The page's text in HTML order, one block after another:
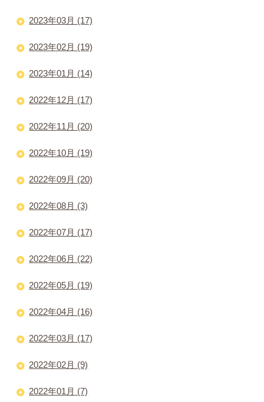
2023年03月 (17)
2023年02月 (19)
2023年01月 (14)
2022年12月 (17)
2022年11月 (20)
2022年10月 (19)
2022年09月 (20)
2022年08月 (3)
2022年07月 (17)
2022年06月 (22)
2022年05月 (19)
2022年04月 (16)
2022年03月 (17)
2022年02月 (9)
2022年01月 (7)